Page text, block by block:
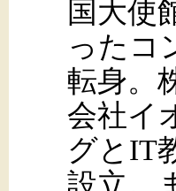
国大使
ったコ
転身。
会社イ
グとIT
設立。